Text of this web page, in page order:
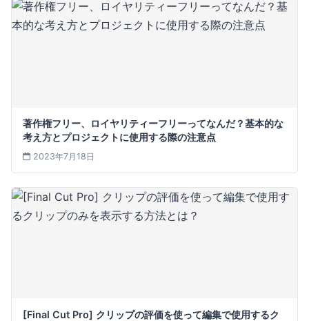
著作権フリー、ロイヤリティーフリーってなんだ？基本的な
考え方とプロジェクトに使用する際の注意点
2023年7月18日
[Final Cut Pro] クリップの評価を使って編集で使用するク